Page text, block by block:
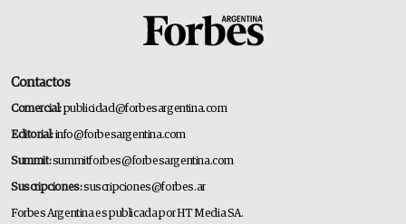
Contactos
Comercial:publicidad@forbesargentina.com
Editorial:info@forbesargentina.com
Summit:summitforbes@forbesargentina.com
Suscripciones:suscripciones@forbes.ar
Forbes Argentina es publicada por HT Media SA.